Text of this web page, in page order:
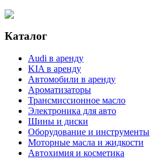
Каталог
Audi в аренду
KIA в аренду
Автомобили в аренду
Ароматизаторы
Трансмиссионное масло
Электроника для авто
Шины и диски
Оборудование и инструменты
Моторные масла и жидкости
Автохимия и косметика